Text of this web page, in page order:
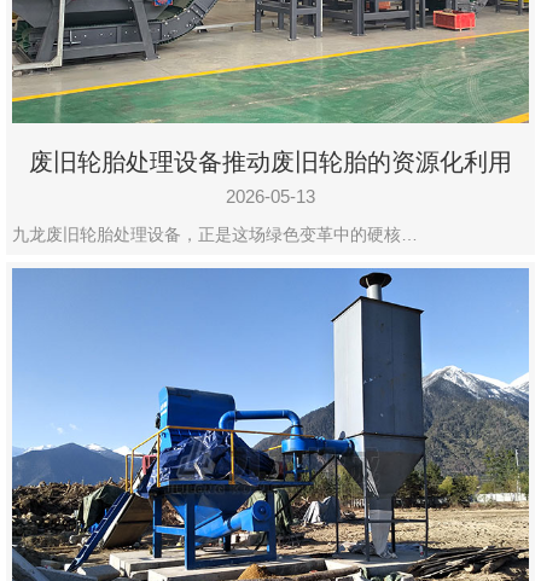
废旧轮胎处理设备推动废旧轮胎的资源化利用
2026-05-13
九龙废旧轮胎处理设备，正是这场绿色变革中的硬核…